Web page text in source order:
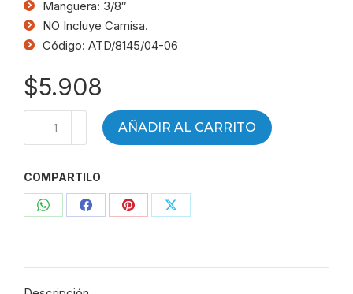
Manguera: 3/8″
NO Incluye Camisa.
Código: ATD/8145/04-06
$5.908
HG
Rosca
(JIC)
AÑADIR AL CARRITO
COMPARTILO
CompartirCompartirCompartirCompartir